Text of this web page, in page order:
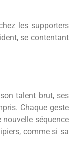
les supporters
se contentant
talent brut, ses
Chaque geste
séquence
comme si sa